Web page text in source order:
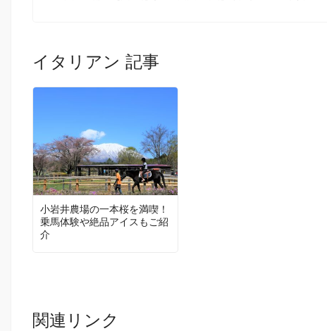
イタリアン 記事
小岩井農場の一本桜を満喫！
乗馬体験や絶品アイスもご紹
介
関連リンク